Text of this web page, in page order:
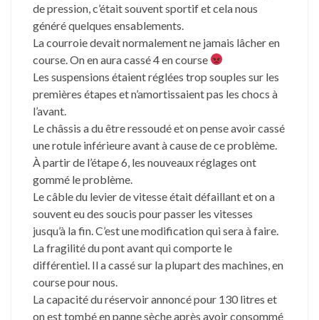
de pression, c’était souvent sportif et cela nous
généré quelques ensablements.
La courroie devait normalement ne jamais lâcher en
course. On en aura cassé 4 en course
Les suspensions étaient réglées trop souples sur les
premières étapes et n’amortissaient pas les chocs à
l’avant.
Le châssis a du être ressoudé et on pense avoir cassé
une rotule inférieure avant à cause de ce problème.
À partir de l’étape 6, les nouveaux réglages ont
gommé le problème.
Le câble du levier de vitesse était défaillant et on a
souvent eu des soucis pour passer les vitesses
jusqu’à la fin. C’est une modification qui sera à faire.
La fragilité du pont avant qui comporte le
différentiel. Il a cassé sur la plupart des machines, en
course pour nous.
La capacité du réservoir annoncé pour 130 litres et
on est tombé en panne sèche après avoir consommé